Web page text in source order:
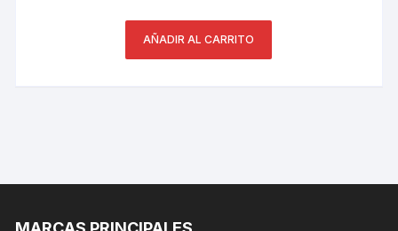
AÑADIR AL CARRITO